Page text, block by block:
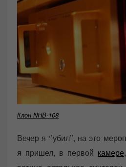
Клон NHB-108
Вечер я ‘’убил’’, на это
я пришел, в первой камере